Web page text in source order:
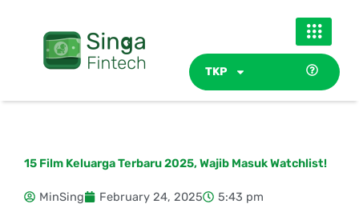
TKP
15 Film Keluarga Terbaru 2025, Wajib Masuk Watchlist!
MinSing February 24, 2025
5:43 pm